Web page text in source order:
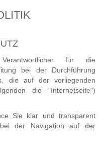
für die
bei der Durchführung
die auf der vorliegenden
die "Internetseite")
Sie klar und transparent
der Navigation auf der